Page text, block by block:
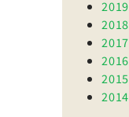
2019
2018
2017
2016
2015
2014